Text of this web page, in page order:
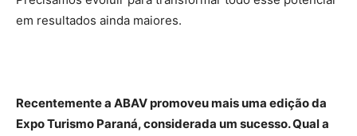
em resultados ainda maiores.
Recentemente a ABAV promoveu mais uma edição da
Expo Turismo Paraná, considerada um sucesso. Qual a